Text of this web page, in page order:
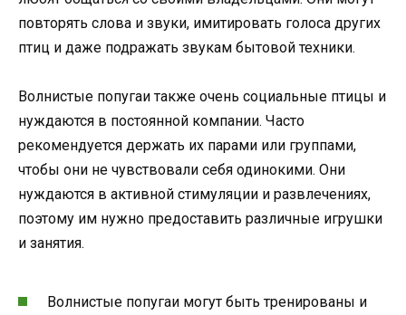
повторять слова и звуки, имитировать голоса других
птиц и даже подражать звукам бытовой техники.
Волнистые попугаи также очень социальные птицы и
нуждаются в постоянной компании. Часто
рекомендуется держать их парами или группами,
чтобы они не чувствовали себя одинокими. Они
нуждаются в активной стимуляции и развлечениях,
поэтому им нужно предоставить различные игрушки
и занятия.
Волнистые попугаи могут быть тренированы и